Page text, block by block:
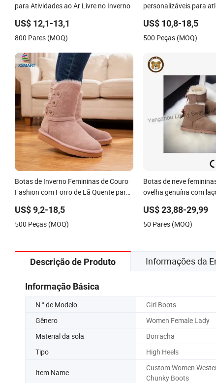
para Atividades ao Ar Livre no Inverno
US$ 12,1-13,1
800 Pares (MOQ)
personalizáveis para
US$ 10,8-18,5
500 Peças (MOQ)
Botas de Inverno Femininas de Couro
Fashion com Forro de Lã Quente para
US$ 9,2-18,5
500 Peças (MOQ)
Botas de neve
ovelha genuína com
US$ 23,88-29,99
50 Pares (MOQ)
Descrição de Produto Informações da
Informação Básica
N ° de Modelo. Girl Boots
Gênero
Women Female Lady
Material da sola
Borracha
Tipo
High Heels
Item Name
Custom Women
Chunky Boots